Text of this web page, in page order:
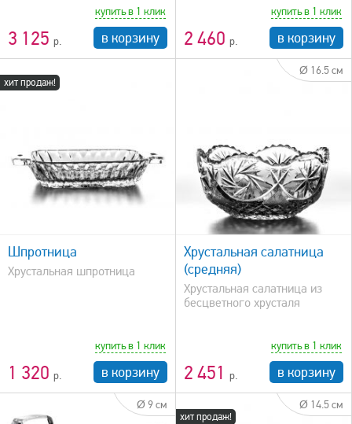
3 125
купить в 1 клик
в корзину 2 460
купить в 1 клик
в корзину
хит продаж!
Шпротница
Хрустальная шпротница
1 320
купить в 1 клик
в корзину
Ø 16.5 см
Хрустальная салатница
(средняя)
Хрустальная салатница из
бесцветного хрусталя
2 451
купить в 1 клик
в корзину
Ø 9 см
хит продаж!
Ø 14.5 см